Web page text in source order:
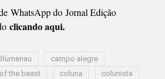
WhatsApp do Jornal Edição
clicando aqui.
campo alegre
the beast coluna
colunista